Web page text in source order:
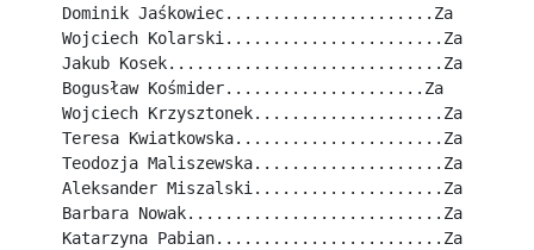
Dominik Jaśkowiec......................Za
Wojciech Kolarski.......................Za
Jakub Kosek.............................Za
Bogusław Kośmider.....................Za
Wojciech Krzysztonek....................Za
Teresa Kwiatkowska......................Za
Teodozja Maliszewska....................Za
Aleksander Miszalski....................Za
Barbara Nowak...........................Za
Katarzyna Pabian........................Za